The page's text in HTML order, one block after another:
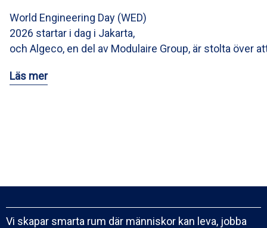
World Engineering Day (WED)
2026 startar i dag i Jakarta,
och Algeco, en del av Modulaire Group, är stolta över
Läs mer
Vi skapar smarta rum där människor kan leva, jobba